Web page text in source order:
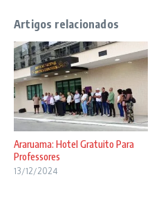
Artigos relacionados
Araruama: Hotel Gratuito Para
Professores
13/12/2024